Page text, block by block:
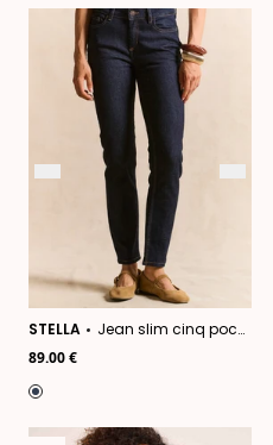
STELLA
Jean slim cinq poches
89.00 €